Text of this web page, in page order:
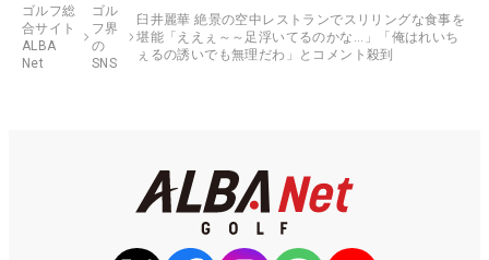
ゴルフ総
合サイト
ALBA
Net
ゴル
フ界
の
SNS
臼井麗華 絶景の空中レストランでスリリングな食事を
堪能「ええぇ～～足浮いてるのかな...」「俺はれいち
ぇるの誘いでも無理だわ」とコメント殺到